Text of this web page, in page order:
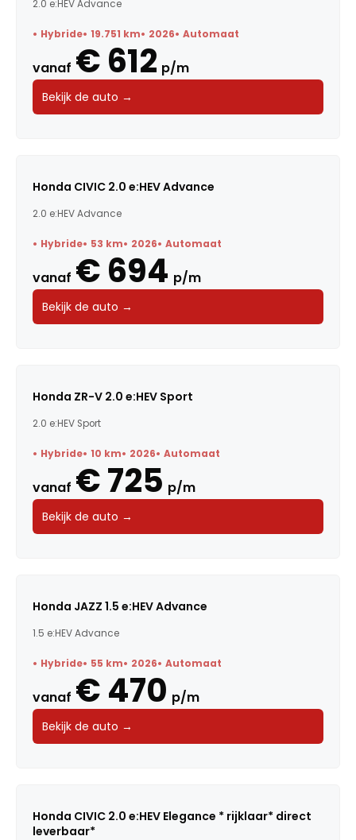
2.0 e:HEV Advance
Hybride 19.751 km 2026 Automaat
vanaf € 612 p/m
Bekijk de auto →
Honda CIVIC 2.0 e:HEV Advance
2.0 e:HEV Advance
Hybride 53 km 2026 Automaat
vanaf € 694 p/m
Bekijk de auto →
Honda ZR-V 2.0 e:HEV Sport
2.0 e:HEV Sport
Hybride 10 km 2026 Automaat
vanaf € 725 p/m
Bekijk de auto →
Honda JAZZ 1.5 e:HEV Advance
1.5 e:HEV Advance
Hybride 55 km 2026 Automaat
vanaf € 470 p/m
Bekijk de auto →
Honda CIVIC 2.0 e:HEV Elegance * rijklaar* direct
leverbaar*